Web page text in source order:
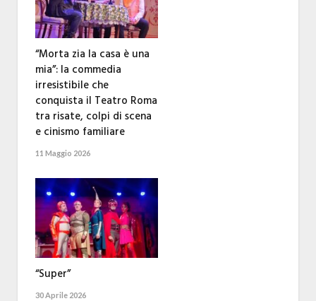
“Morta zia la casa è una
mia”: la commedia
irresistibile che
conquista il Teatro Roma
tra risate, colpi di scena
e cinismo familiare
11 Maggio 2026
“Super”
30 Aprile 2026